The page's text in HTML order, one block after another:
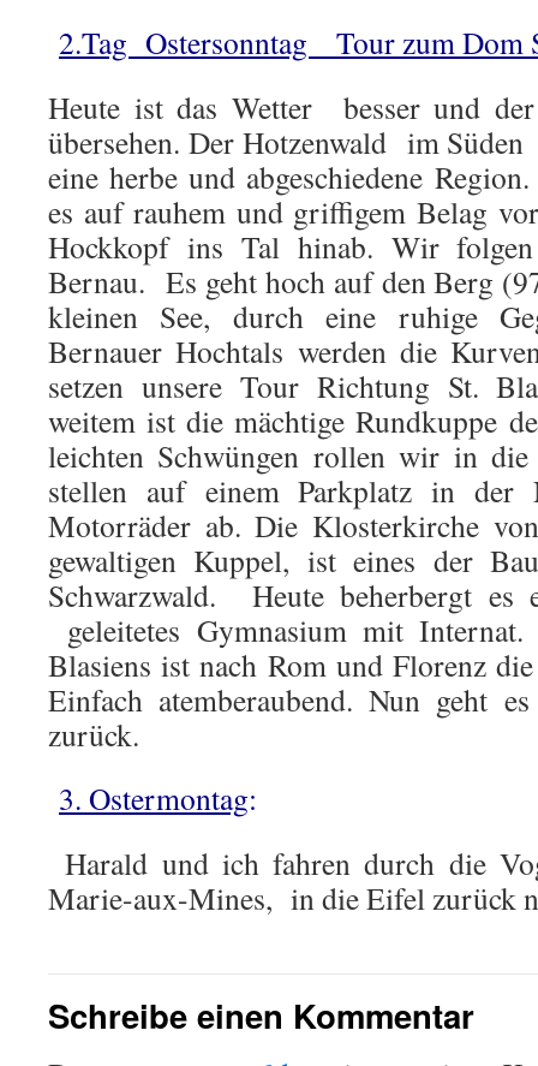
2.Tag Ostersonntag Tour zum Dom
Heute ist das Wetter besser und
übersehen. Der Hotzenwald im
eine herbe und abgeschiedene
es auf rauhem und griffigem Belag
Hockkopf ins Tal hinab. Wir
Bernau. Es geht hoch auf den Berg
kleinen See, durch eine ruhige
Bernauer Hochtals werden die
setzen unsere Tour Richtung St.
weitem ist die mächtige Rundkuppe
leichten Schwüngen rollen wir in
stellen auf einem Parkplatz in der
Motorräder ab. Die Klosterkirche
gewaltigen Kuppel, ist eines der
Schwarzwald. Heute beherbergt es
geleitetes Gymnasium mit
Blasiens ist nach Rom und Florenz
Einfach atemberaubend. Nun geht
zurück.
3. Ostermontag:
Harald und ich fahren durch die
Marie-aux-Mines, in die Eifel zurück
Schreibe einen Kommentar